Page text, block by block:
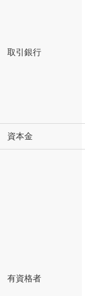
取引銀行
資本金
有資格者